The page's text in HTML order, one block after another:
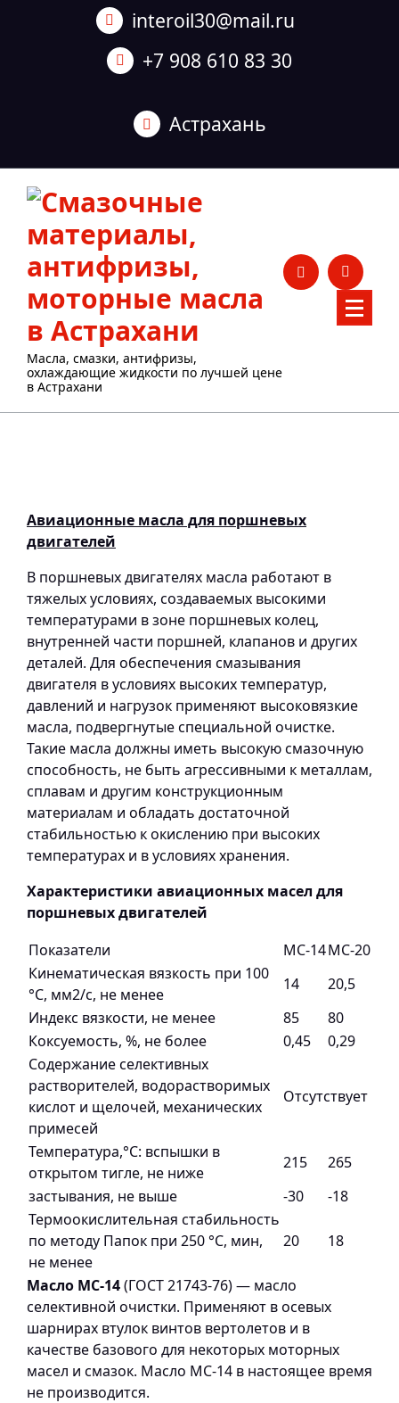
interoil30@mail.ru
+7 908 610 83 30
Астрахань
Масла, смазки, антифризы,
охлаждающие жидкости по лучшей цене
в Астрахани
Авиационные масла для поршневых
двигателей
В поршневых двигателях масла работают в
тяжелых условиях, создаваемых высокими
температурами в зоне поршневых колец,
внутренней части поршней, клапанов и других
деталей. Для обеспечения смазывания
двигателя в условиях высоких температур,
давлений и нагрузок применяют высоковязкие
масла, подвергнутые специальной очистке.
Такие масла должны иметь высокую смазочную
способность, не быть агрессивными к металлам,
сплавам и другим конструкционным
материалам и обладать достаточной
стабильностью к окислению при высоких
температурах и в условиях хранения.
Характеристики авиационных масел для
поршневых двигателей
Показатели
МС-14МС-20
Кинематическая вязкость при 100
°С, мм2/с, не менее
14
20,5
Индекс вязкости, не менее
85
80
Коксуемость, %, не более
0,45
0,29
Содержание селективных
растворителей, водорастворимых
кислот и щелочей, механических
примесей
Отсутствует
Температура,°С: вспышки в
открытом тигле, не ниже
215
265
застывания, не выше
-30
-18
Термоокислительная стабильность
по методу Папок при 250 °С, мин,
не менее
20 18
Масло МС-14(ГОСТ 21743-76) — масло
селективной очистки. Применяют в осевых
шарнирах втулок винтов вертолетов и в
качестве базового для некоторых моторных
масел и смазок. Масло МС-14 в настоящее время
не производится.